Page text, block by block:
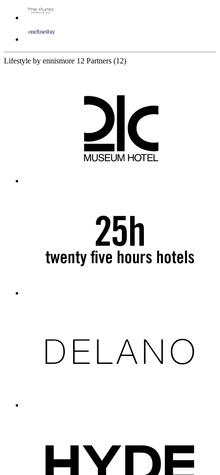
Lifestyle by ennismore 12 Partners (12)